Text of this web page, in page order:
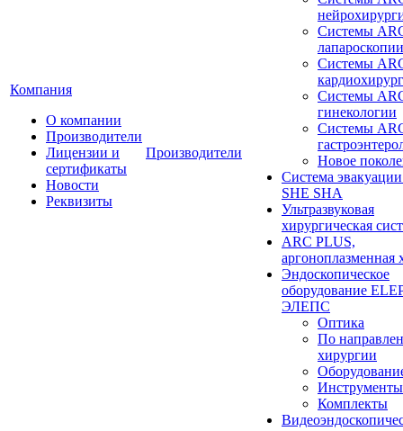
Компания
О компании
Производители
Лицензии и
сертификаты
Новости
Реквизиты
Производители
Системы
лапароскопии
Системы
Системы
гинекологии
Системы
Новое
Система
SHE SHA
Ультразвуковая
хирургическая
ARC PLUS,
аргоноплазменная
Эндоскопическое
оборудование
ЭЛЕПС
Оптика
По
хирургии
Инструменты
Комплекты